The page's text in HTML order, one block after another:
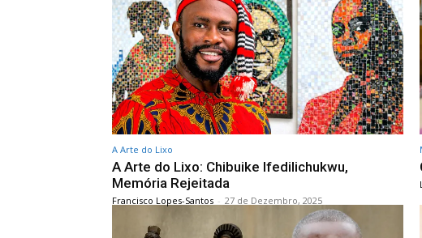
A Arte do Lixo
A Arte do Lixo: Chibuike Ifedilichukwu,
Memória Rejeitada
Francisco Lopes-Santos - 27 de Dezembro, 2025